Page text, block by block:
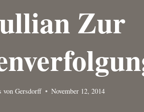
Zur
von Gersdorff November 12, 2014